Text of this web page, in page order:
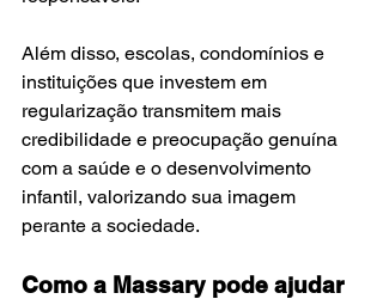
Além disso, escolas, condomínios e
instituições que investem em
regularização transmitem mais
credibilidade e preocupação genuína
com a saúde e o desenvolvimento
infantil, valorizando sua imagem
perante a sociedade.
Como a Massary pode ajudar